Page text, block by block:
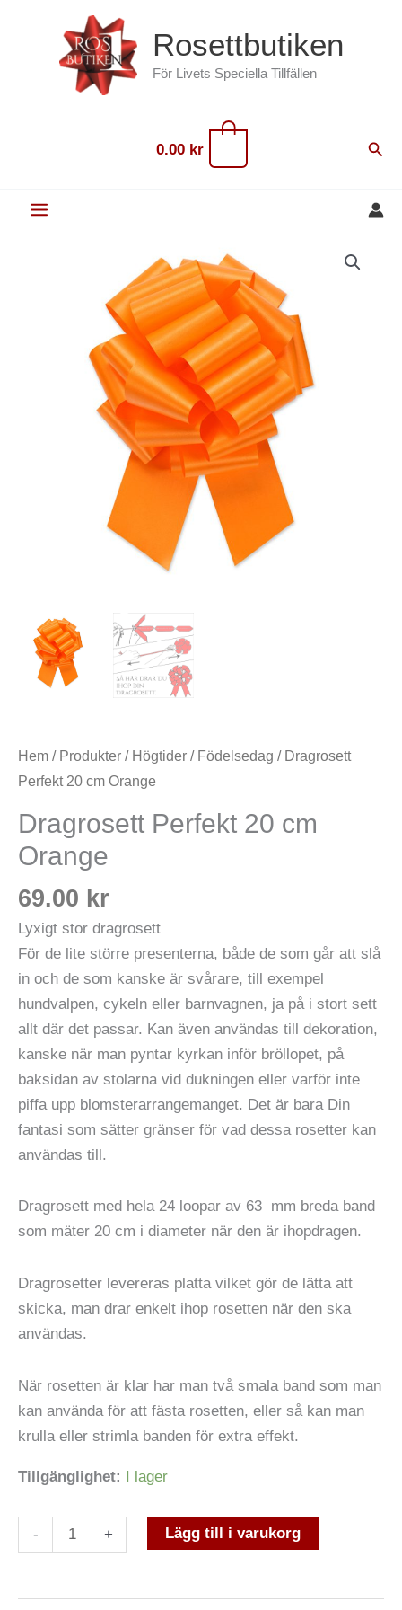
Rosettbutiken
För Livets Speciella Tillfällen
0.00 kr Sök
Hem / Produkter / Högtider / Födelsedag / Dragrosett
Perfekt 20 cm Orange
Dragrosett Perfekt 20 cm
Orange
69.00 kr
Lyxigt stor dragrosett
För de lite större presenterna, både de som går att slå
in och de som kanske är svårare, till exempel
hundvalpen, cykeln eller barnvagnen, ja på i stort sett
allt där det passar. Kan även användas till dekoration,
kanske när man pyntar kyrkan inför bröllopet, på
baksidan av stolarna vid dukningen eller varför inte
piffa upp blomsterarrangemanget. Det är bara Din
fantasi som sätter gränser för vad dessa rosetter kan
användas till.
Dragrosett med hela 24 loopar av 63 mm breda band
som mäter 20 cm i diameter när den är ihopdragen.
Dragrosetter levereras platta vilket gör de lätta att
skicka, man drar enkelt ihop rosetten när den ska
användas.
När rosetten är klar har man två smala band som man
kan använda för att fästa rosetten, eller så kan man
krulla eller strimla banden för extra effekt.
Tillgänglighet: I lager
- + Lägg till i varukorg